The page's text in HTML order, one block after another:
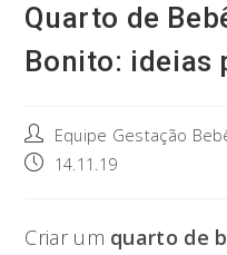
Quarto de
Bonito: ideias
Post
author:
Equipe Gestação
Post14.11.19
Criar um quarto de